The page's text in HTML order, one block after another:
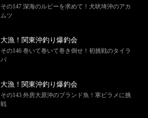
その147 深海のルビーを求めて！犬吠埼沖のアカ
ムツ
大漁！関東沖釣り爆釣会
その146 巻いて巻いて巻き倒せ！初挑戦のタイラ
バ
大漁！関東沖釣り爆釣会
その143 外房大原沖のブランド魚！寒ビラメに挑
戦